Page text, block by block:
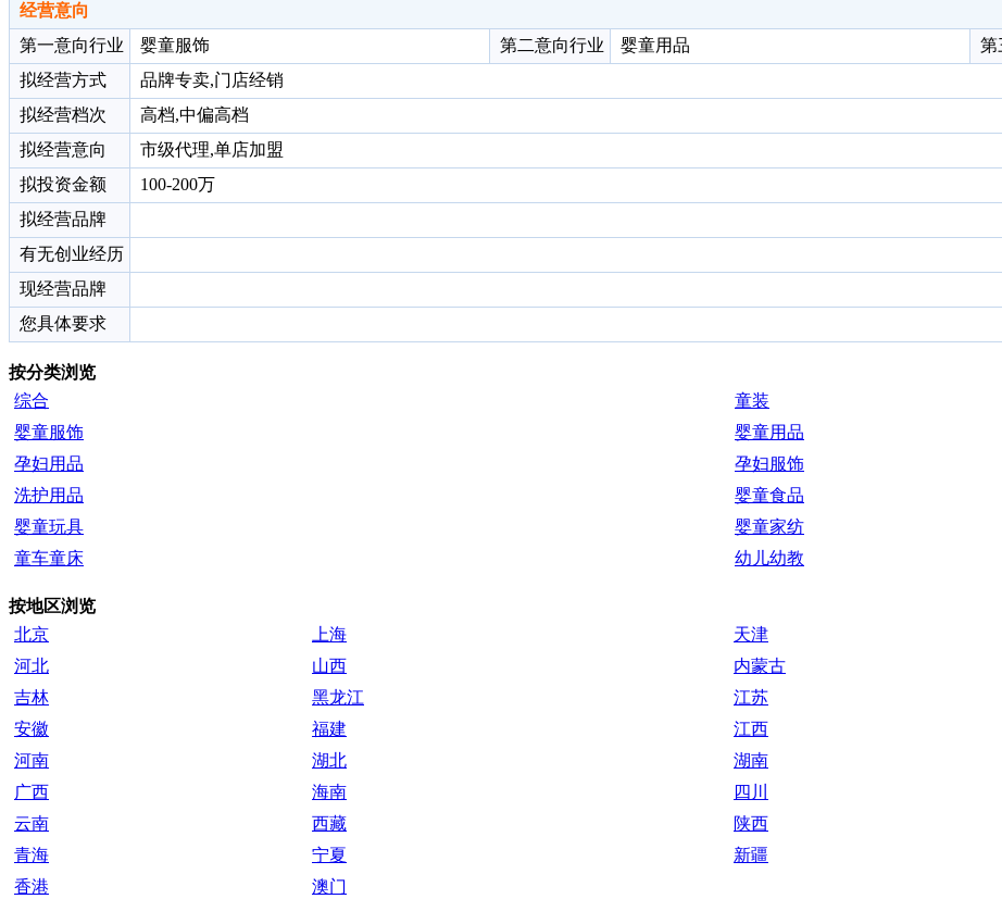
经营意向
第一意向行业
婴童服饰 第二意向行业 婴童用品 第
拟经营方式
品牌专卖,门店经销
拟经营档次
高档,中偏高档
拟经营意向
市级代理,单店加盟
拟投资金额
100-200万
拟经营品牌
有无创业经历
现经营品牌
您具体要求
按分类浏览
综合
童装
婴童服饰
婴童用品
孕妇用品
孕妇服饰
洗护用品
婴童食品
婴童玩具
婴童家纺
童车童床
幼儿幼教
按地区浏览
北京
上海 天津
河北
山西 内蒙古
吉林
黑龙江 江苏
安徽
福建 江西
河南
湖北 湖南
广西
海南 四川
云南
西藏 陕西
青海
宁夏 新疆
香港
澳门